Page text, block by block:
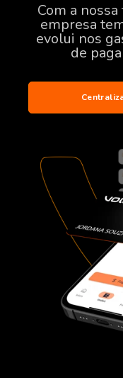
Com a
empresa
evolui nos
de